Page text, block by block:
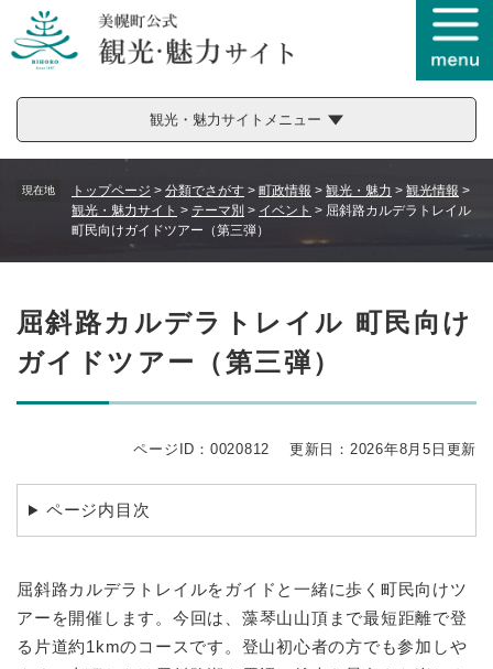
ジ
メニューを飛ばして本文へ
現在地 トップページ > 分類でさがす > 町政情報 > 観光・魅力 > 観光情報 >
観光・魅力サイト > テーマ別 > イベント > 屈斜路カルデラトレイル
町民向けガイドツアー（第三弾）
観光・魅力サイトメニュー
文
屈斜路カルデラトレイル 町民向け
ガイドツアー（第三弾）
ページID：0020812 更新日：2026年8月5日更新
ページ内目次
屈斜路カルデラトレイルをガイドと一緒に歩く町民向けツ
アーを開催します。今回は、藻琴山山頂まで最短距離で登
る片道約1kmのコースです。登山初心者の方でも参加しや